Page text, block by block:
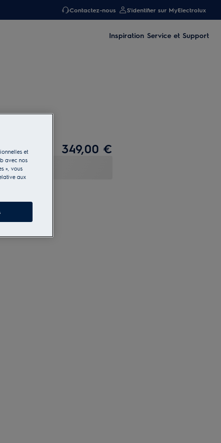
Contactez-nous S'identifier sur MyElectrolux
Inspiration Service et Support
349,00 €
et
avec nos
», vous
aux